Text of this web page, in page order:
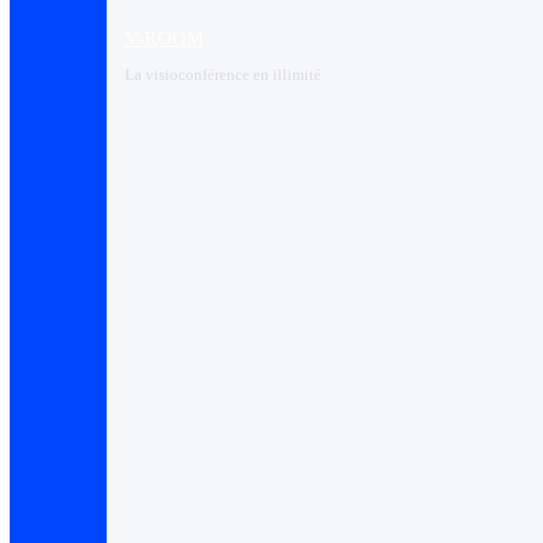
La visioconférence en illimité